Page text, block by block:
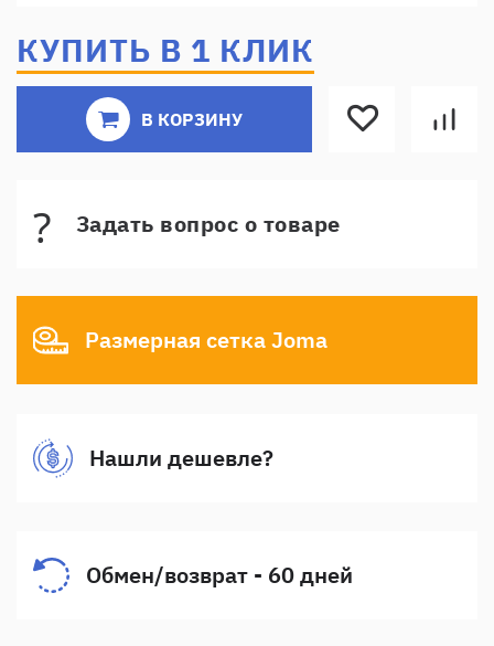
КУПИТЬ В 1 КЛИК
В КОРЗИНУ
Задать вопрос о товаре
Размерная сетка Joma
Нашли дешевле?
Обмен/возврат - 60 дней